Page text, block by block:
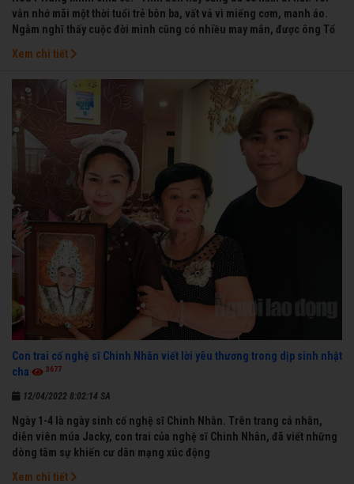
vẫn nhớ mãi một thời tuổi trẻ bôn ba, vất vả vì miếng cơm, manh áo.
Ngẫm nghĩ thấy cuộc đời mình cũng có nhiều may mắn, được ông Tổ
trong dòng đời xuôi ngược nhận được những cơ may để từng bước
thành danh với nghiệp ca diễn”.
Xem chi tiết
Con trai cố nghệ sĩ Chinh Nhân viết lời yêu thương trong dịp sinh nhật
cha
3677
12/04/2022 8:02:14 SA
Ngày 1-4 là ngày sinh cố nghệ sĩ Chinh Nhân. Trên trang cá nhân,
diễn viên múa Jacky, con trai của nghệ sĩ Chinh Nhân, đã viết những
dòng tâm sự khiến cư dân mạng xúc động
Xem chi tiết